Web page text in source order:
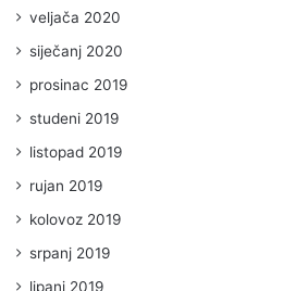
veljača 2020
siječanj 2020
prosinac 2019
studeni 2019
listopad 2019
rujan 2019
kolovoz 2019
srpanj 2019
lipanj 2019